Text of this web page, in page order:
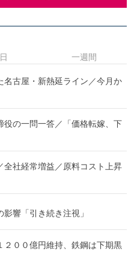
名古屋・新熱延ライン／今月か
の一問一答／「価格転嫁、下
社経常増益／原料コスト上昇
響「引き続き注視」
００億円維持、鉄鋼は下期黒
一週間